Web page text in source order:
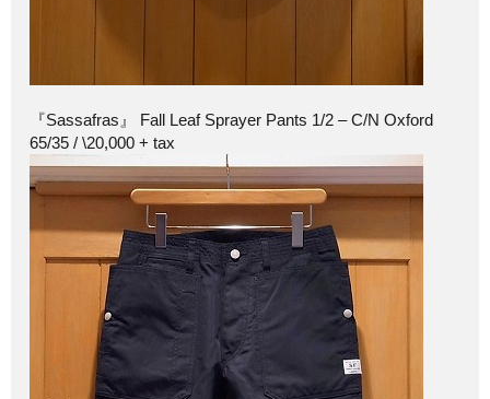
『Sassafras』 Fall Leaf Sprayer Pants 1/2 – C/N Oxford
65/35 / \20,000 + tax